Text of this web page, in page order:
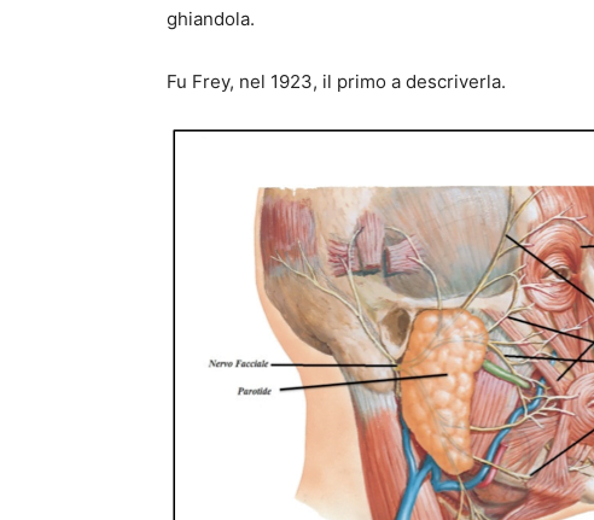
ghiandola.
Fu Frey, nel 1923, il primo a descriverla.